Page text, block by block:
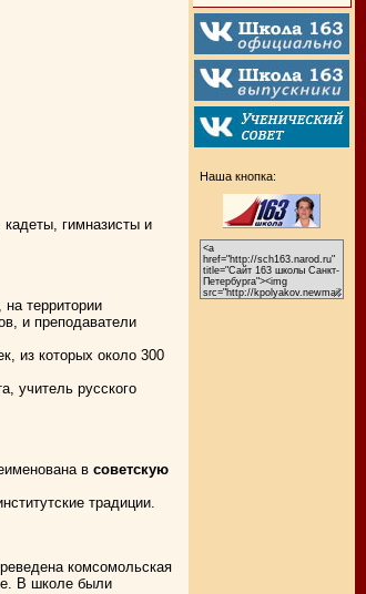
гимназисты и
территории
и преподаватели
из которых около 300
учитель русского
в советскую
традиции.
комсомольская
В школе были
Наша кнопка: